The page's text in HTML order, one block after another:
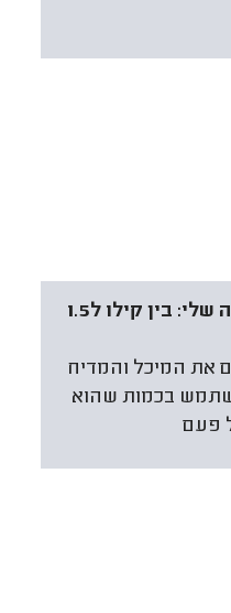
שלי:
בין קילו ל1.5
את המיכל והמדיח
בכמות שהוא
פעם